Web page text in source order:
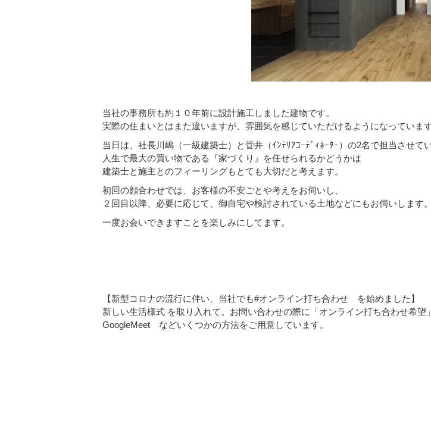
当社の事務所も約１０年前に設計施工しました建物です。
実際の住まいとはまた違いますが、雰囲気を感じていただけるようになっています
当日は、社長川嶋（一級建築士）と菅井（ｲﾝﾃﾘｱｺｰﾃﾞｨﾈｰﾀｰ）の2名で担当させて
人生で最大の買い物である『家づくり』を任せられるかどうかは
建築士と施主とのフィーリングもとても大切だと考えます。
初回の顔合わせでは、お客様の不安ごとや考えをお伺いし、
２回目以降、必要に応じて、御自宅や検討されている土地などにもお伺いします。
一度お会いできますことを楽しみにしてます。
【新型コロナの流行に伴い、当社でも#オンライン打ち合わせ を始めました】
新しい生活様式 を取り入れて。お問い合わせの際に「オンライン打ち合わせ希
GoogleMeet などいくつかの方法をご用意しています。